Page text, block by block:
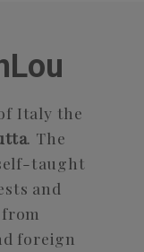
Italy the
. The
taught
and
foreign